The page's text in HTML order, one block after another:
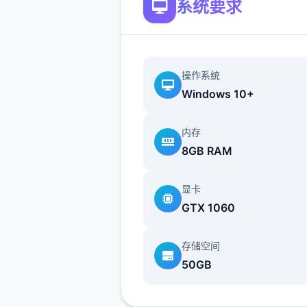
拥有核心量感与破坏力的众多
系统要求
操作系统
Windows 10+
内存
8GB RAM
显卡
GTX 1060
存储空间
50GB